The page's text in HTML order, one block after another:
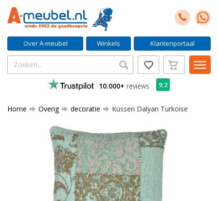
Over A-meubel Winkels Klantenportaal
10.000+ reviews 9,2
Home Overig decoratie Kussen Dalyan Turkoise